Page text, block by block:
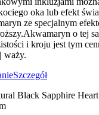
oka lub efekt
ze specjalnym
o tej
i kroju jest tym
waży.
Szczegół